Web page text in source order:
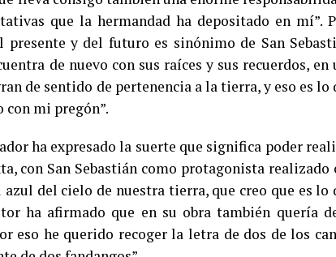
que la hermandad ha depositado en mí”.
presente y del futuro es sinónimo de San
de nuevo con sus raíces y sus recuerdos, en
de sentido de pertenencia a la tierra, y eso es lo
mi pregón”.
ha expresado la suerte que significa poder
con San Sebastián como protagonista realizado
del cielo de nuestra tierra, que creo que es lo
ha afirmado que en su obra también quería
eso he querido recoger la letra de dos de los